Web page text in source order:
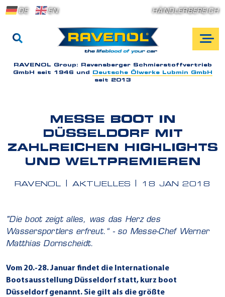
DE EN HÄNDLERBEREICH
RAVENOL Group: Ravensberger Schmierstoffvertrieb
GmbH seit 1946 und
Deutsche Ölwerke Lubmin GmbH
seit 2013
MESSE BOOT IN
DÜSSELDORF MIT
ZAHLREICHEN HIGHLIGHTS
UND WELTPREMIEREN
RAVENOL AKTUELLES 18 JAN 2018
"Die boot zeigt alles, was das Herz des
Wassersportlers erfreut.“ - so Messe-Chef Werner
Matthias Dornscheidt.
Vom 20.-28. Januar findet die Internationale
Bootsausstellung Düsseldorf statt, kurz boot
Düsseldorf genannt. Sie gilt als die größte